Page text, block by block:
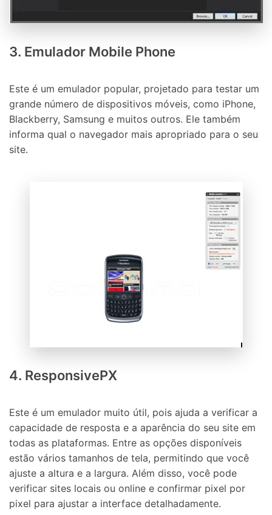
3. Emulador Mobile Phone
Este é um emulador popular, projetado para testar um
grande número de dispositivos móveis, como iPhone,
Blackberry, Samsung e muitos outros. Ele também
informa qual o navegador mais apropriado para o seu
site.
4. ResponsivePX
Este é um emulador muito útil, pois ajuda a verificar a
capacidade de resposta e a aparência do seu site em
todas as plataformas. Entre as opções disponíveis
estão vários tamanhos de tela, permitindo que você
ajuste a altura e a largura. Além disso, você pode
verificar sites locais ou online e confirmar pixel por
pixel para ajustar a interface detalhadamente.